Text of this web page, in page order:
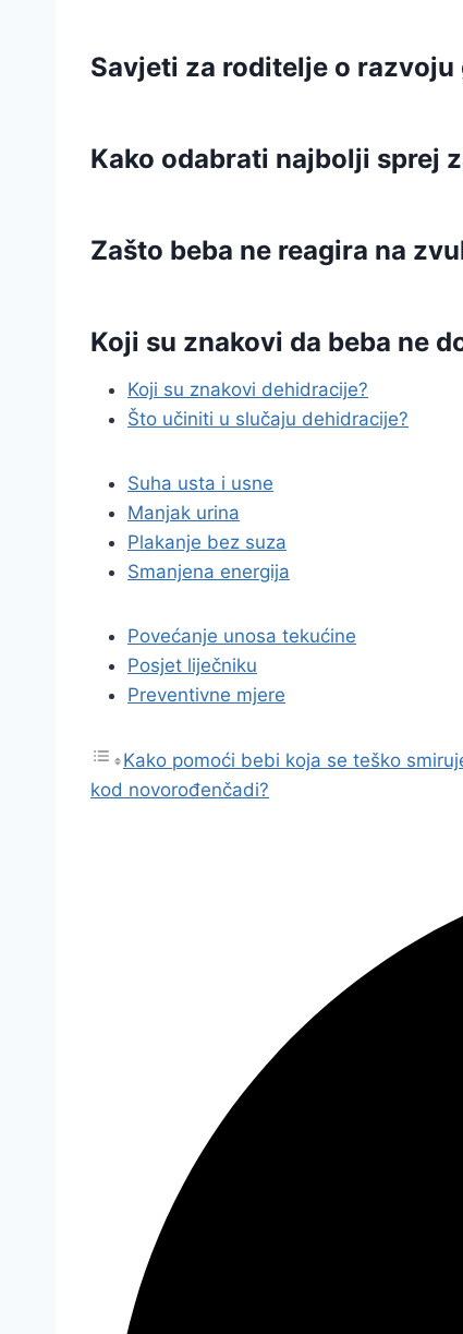
Savjeti za roditelje o razvoju
Kako odabrati najbolji sprej
Zašto beba ne reagira na
Koji su znakovi da beba ne
Koji su znakovi dehidracije?
Što učiniti u slučaju dehidracije?
Suha usta i usne
Manjak urina
Plakanje bez suza
Smanjena energija
Povećanje unosa tekućine
Posjet liječniku
Preventivne mjere
Kako pomoći bebi koja se teško
kod novorođenčadi?